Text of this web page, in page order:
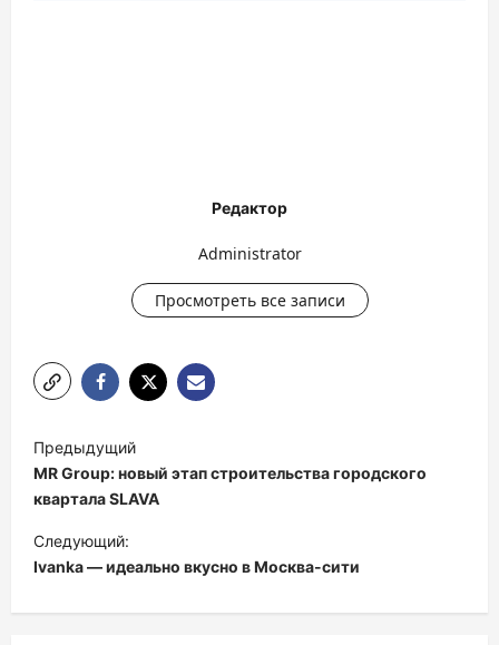
Редактор
Administrator
Просмотреть все записи
а
в
и
г
а
Предыдущий
MR Group: новый этап строительства городского
квартала SLAVA
Следующий:
Ivanka — идеально вкусно в Москва-сити